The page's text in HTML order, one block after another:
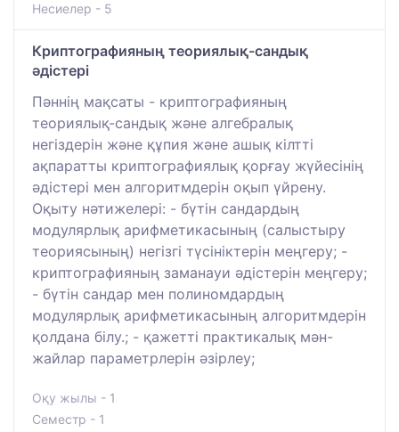
Несиелер - 5
Криптографияның теориялық-сандық
әдістері
Пәннің мақсаты - криптографияның
теориялық-сандық және алгебралық
негіздерін және құпия және ашық кілтті
ақпаратты криптографиялық қорғау жүйесінің
әдістері мен алгоритмдерін оқып үйрену.
Оқыту нәтижелері: - бүтін сандардың
модулярлық арифметикасының (салыстыру
теориясының) негізгі түсініктерін меңгеру; -
криптографияның заманауи әдістерін меңгеру;
- бүтін сандар мен полиномдардың
модулярлық арифметикасының алгоритмдерін
қолдана білу.; - қажетті практикалық мән-
жайлар параметрлерін әзірлеу;
Оқу жылы - 1
Семестр - 1